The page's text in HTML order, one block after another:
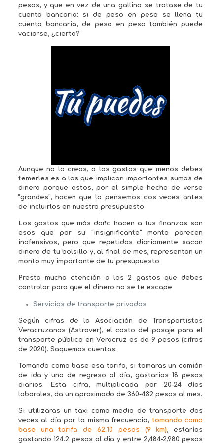
pesos, y que en vez de una gallina se tratase de tu
cuenta bancaria: si de peso en peso se llena tu
cuenta bancaria, de peso en peso también puede
vaciarse, ¿cierto?
Aunque no lo creas, a los gastos que menos debes
temerles es a los que implican importantes sumas de
dinero porque estos, por el simple hecho de verse
“grandes”, hacen que lo pensemos dos veces antes
de incluirlos en nuestro presupuesto.
Los gastos que más daño hacen a tus finanzas son
esos que por su “insignificante” monto parecen
inofensivos, pero que repetidos diariamente sacan
dinero de tu bolsillo y, al final de mes, representan un
monto muy importante de tu presupuesto.
Presta mucha atención a los 2 gastos que debes
controlar para que el dinero no se te escape:
Servicios de transporte privados
Según cifras de la Asociación de Transportistas
Veracruzanos (Astraver), el costo del pasaje para el
transporte público en Veracruz es de 9 pesos (cifras
de 2020). Saquemos cuentas:
Tomando como base esa tarifa, si tomaras un camión
de ida y uno de regreso al día, gastarías 18 pesos
diarios. Esta cifra, multiplicada por 20-24 días
laborales, da un aproximado de 360-432 pesos al mes.
Si utilizaras un taxi como medio de transporte dos
veces al día por la misma frecuencia, tomando como
base una tarifa de 62.10 pesos (9 km), estarías
gastando 124.2 pesos al día y entre 2,484-2,980 pesos